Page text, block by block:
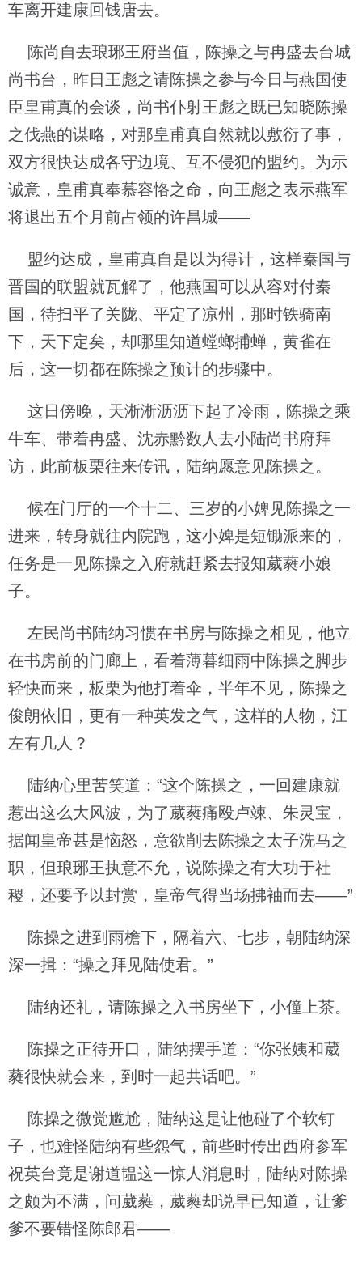
车离开建康回钱唐去。
陈尚自去琅琊王府当值，陈操之与冉盛去台城
尚书台，昨日王彪之请陈操之参与今日与燕国使
臣皇甫真的会谈，尚书仆射王彪之既已知晓陈操
之伐燕的谋略，对那皇甫真自然就以敷衍了事，
双方很快达成各守边境、互不侵犯的盟约。为示
诚意，皇甫真奉慕容恪之命，向王彪之表示燕军
将退出五个月前占领的许昌城——
盟约达成，皇甫真自是以为得计，这样秦国与
晋国的联盟就瓦解了，他燕国可以从容对付秦
国，待扫平了关陇、平定了凉州，那时铁骑南
下，天下定矣，却哪里知道螳螂捕蝉，黄雀在
后，这一切都在陈操之预计的步骤中。
这日傍晚，天淅淅沥沥下起了冷雨，陈操之乘
牛车、带着冉盛、沈赤黔数人去小陆尚书府拜
访，此前板栗往来传讯，陆纳愿意见陈操之。
候在门厅的一个十二、三岁的小婢见陈操之一
进来，转身就往内院跑，这小婢是短锄派来的，
任务是一见陈操之入府就赶紧去报知葳蕤小娘
子。
左民尚书陆纳习惯在书房与陈操之相见，他立
在书房前的门廊上，看着薄暮细雨中陈操之脚步
轻快而来，板栗为他打着伞，半年不见，陈操之
俊朗依旧，更有一种英发之气，这样的人物，江
左有几人？
陆纳心里苦笑道：“这个陈操之，一回建康就
惹出这么大风波，为了葳蕤痛殴卢竦、朱灵宝，
据闻皇帝甚是恼怒，意欲削去陈操之太子洗马之
职，但琅琊王执意不允，说陈操之有大功于社
稷，还要予以封赏，皇帝气得当场拂袖而去——”
陈操之进到雨檐下，隔着六、七步，朝陆纳深
深一揖：“操之拜见陆使君。”
陆纳还礼，请陈操之入书房坐下，小僮上茶。
陈操之正待开口，陆纳摆手道：“你张姨和葳
蕤很快就会来，到时一起共话吧。”
陈操之微觉尴尬，陆纳这是让他碰了个软钉
子，也难怪陆纳有些怨气，前些时传出西府参军
祝英台竟是谢道韫这一惊人消息时，陆纳对陈操
之颇为不满，问葳蕤，葳蕤却说早已知道，让爹
爹不要错怪陈郎君——